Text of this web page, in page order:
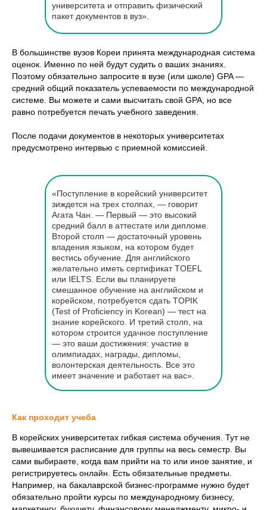
университета и отправить физический
пакет документов в вуз».
В большинстве вузов Кореи принята международная система
оценок. Именно по ней будут судить о ваших знаниях.
Поэтому обязательно запросите в вузе (или школе) GPA —
средний общий показатель успеваемости по международной
системе. Вы можете и сами высчитать свой GPA, но все
равно потребуется печать учебного заведения.
После подачи документов в некоторых университетах
предусмотрено интервью с приемной комиссией.
«Поступление в корейский университет
зиждется на трех столпах, — говорит
Агата Чан. — Первый — это высокий
средний балл в аттестате или дипломе.
Второй столп — достаточный уровень
владения языком, на котором будет
вестись обучение. Для английского
желательно иметь сертификат TOEFL
или IELTS. Если вы планируете
смешанное обучение на английском и
корейском, потребуется сдать TOPIK
(Test of Proficiency in Korean) — тест на
знание корейского. И третий столп, на
котором строится удачное поступление
— это ваши достижения: участие в
олимпиадах, награды, дипломы,
волонтерская деятельность. Все это
имеет значение и работает на вас».
Как проходит учеба
В корейских университетах гибкая система обучения. Тут не
вывешивается расписание для группы на весь семестр. Вы
сами выбираете, когда вам прийти на то или иное занятие, и
регистрируетесь онлайн. Есть обязательные предметы.
Например, на бакалаврской бизнес-программе нужно будет
обязательно пройти курсы по международному бизнесу,